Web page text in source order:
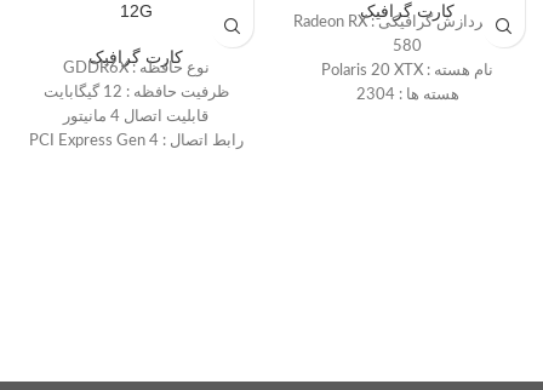
کارت گرافیک
واحد پردازش گرافیکی : Radeon RX
580
نام هسته : Polaris 20 XTX
هسته ها : 2304
12G
کارت گرافیک
نوع حافظه : GDDR6X
ظرفیت حافظه : 12 گیگابایت
قابلیت اتصال 4 مانیتور
رابط اتصال : PCI Express Gen 4